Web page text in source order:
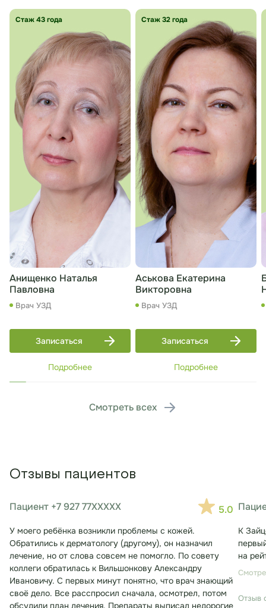
Стаж 43 года
Анищенко Наталья
Павловна
Врач УЗД
Записаться
Подробнее
Стаж 32 года
Аськова Екатерина
Викторовна
Врач УЗД
Записаться
Подробнее
Смотреть всех
Отзывы пациентов
Пациент +7 927 77XXXXX 5.0
У моего ребёнка возникли проблемы с кожей.
Обратились к дерматологу (другому), он назначил
лечение, но от слова совсем не помогло. По совету
коллеги обратилась к Вильшонкову Александру
Ивановичу. С первых минут понятно, что врач знающий
своё дело. Все расспросил сначала, осмотрел, потом
обсудили план лечения. Препараты выписал недорогие
К
на
Отзыв